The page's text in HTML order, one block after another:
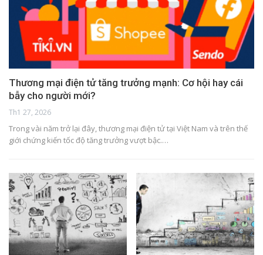
Thương mại điện tử tăng trưởng mạnh: Cơ hội hay cái
bẫy cho người mới?
Th1 27, 2026
Trong vài năm trở lại đây, thương mại điện tử tại Việt Nam và trên thế
giới chứng kiến tốc độ tăng trưởng vượt bậc.…